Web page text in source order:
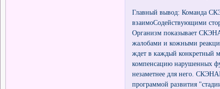
Главный вывод: Команда
взаимоСодействующими
Организм показывает
жалобами и кожными
ждет в каждый конкретный
компенсацию нарушенных
незаметнее для него.
программой развития